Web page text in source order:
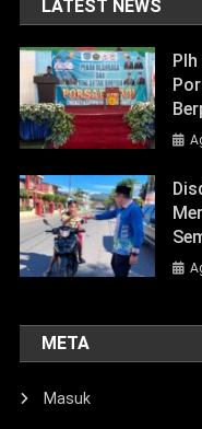
LATEST NEWS
META
Masuk